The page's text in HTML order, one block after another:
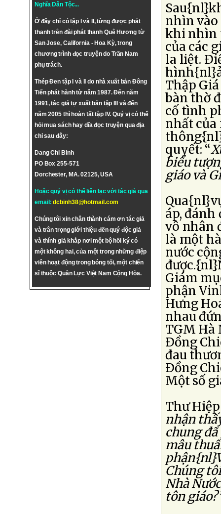
Nghĩa Dân Tộc...
Ở đây chỉ có tập I và II, từng được phát
thanh trên đài phát thanh Quê Hương từ
San Jose, California - Hoa Kỳ, trong
chương trình đọc truyện do Trần Nam
phụ trách.
Thép Đen tập I và II do nhà xuất bản Đông
Tiến phát hành từ năm 1987. Đến năm
1991, tác giả tự xuất bản tập III và đến
năm 2005 thì hoàn tất tập IV. Quý vị có thể
hỏi mua sách hay dĩa đọc truyện qua địa
chỉ sau đây:
Dang Chi Binh
PO Box 255-571
Dorchester, MA. 02125, USA
Hoặc quý vị có thể liên lạc với tác giả qua
email:dcbinh38@hotmail.com
Chúng tôi xin chân thành cám ơn tác giả
và trân trọng giới thiệu đến quý độc giả
và thính giả khắp nơi một bộ hồi ký có
một không hai, của một trong những điệp
viên hoạt động trong bóng tối, một chiến
sĩ thuộc Quân Lực Việt Nam Cộng Hòa.
nhìn
khi nhìn
của các
la liệt.
Thập
bàn thờ
cố tình
nhất của
quyết: “
biểu
giáo và
áp,
vô nhân
là một
nước
Giám
phận
Hưng
nhau
TGM Hà
Ðồng
đau
Ðồng
Một số
Thư
nhận
chung
mâu
Chúng
Nhà
tôn